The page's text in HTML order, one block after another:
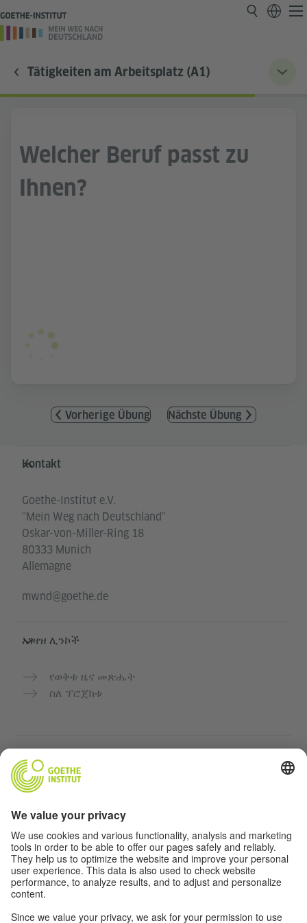
Tätigkeiten am Arbeitsplatz (A1)
Welcher Beruf passt zu
Ihnen?
Vorherige Übung Nächste Übung
Service- und Informationsbereich
Kontakt
Goethe-Institut e.V.
"Mein Weg nach Deutschland"
Oskar-von-Miller-Ring 18
80333 Munich
Allemagne
mwnd@goethe.de
አገዛዝ ሊንኮች
የወቅቱ ዜና መጽሔት
ስለ ፕሮጀክቱ
የGoethe-Institut የጀርመን ቋንቋ ክፍሎች
የአስተማማኝ መድረክ „Deutschstunde“
ግላዊነት እና አንዳች እንቅስቃሴ የለሽ መዳረሻ